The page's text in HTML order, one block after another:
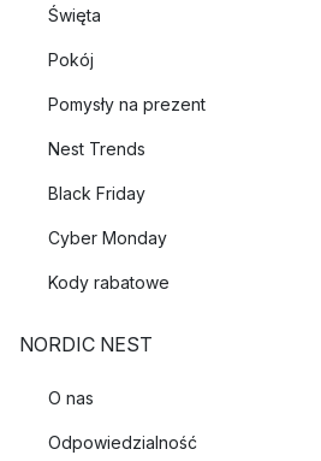
Święta
Pokój
Pomysły na prezent
Nest Trends
Black Friday
Cyber Monday
Kody rabatowe
NORDIC NEST
O nas
Odpowiedzialność